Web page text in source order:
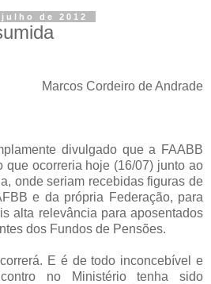
de 2012
Marcos Cordeiro de Andrade
divulgado que a FAABB
que ocorreria hoje (16/07) junto ao
onde seriam recebidas figuras de
e da própria Federação, para
alta relevância para aposentados
dos Fundos de Pensões.
E é de todo inconcebível e
no Ministério tenha sido